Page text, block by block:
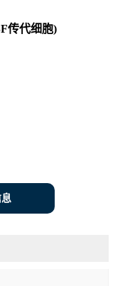
传代细胞)